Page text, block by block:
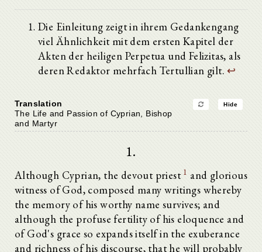
Die Einleitung zeigt in ihrem Gedankengang
viel Ähnlichkeit mit dem ersten Kapitel der
Akten der heiligen Perpetua und Felizitas, als
deren Redaktor mehrfach Tertullian gilt.↩
Translation Hide
The Life and Passion of Cyprian, Bishop
and Martyr
1.
Although Cyprian, the devout priest 1 and glorious
witness of God, composed many writings whereby
the memory of his worthy name survives; and
although the profuse fertility of his eloquence and
of God's grace so expands itself in the exuberance
and richness of his discourse, that he will probably